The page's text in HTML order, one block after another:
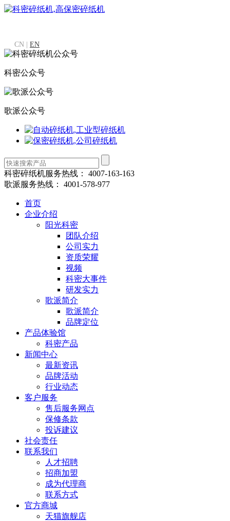
CN | EN
科密公众号
歌派公众号
科密碎纸机服务热线：
4007-163-163
歌派服务热线：
4001-578-977
首页
企业介绍
阳光科密
团队介绍
公司实力
资质荣耀
视频
科密大事件
研发实力
歌派简介
歌派简介
品牌定位
产品体验馆
科密产品
新闻中心
最新资讯
品牌活动
行业动态
客户服务
售后服务网点
保修条款
投诉建议
社会责任
联系我们
人才招聘
招商加盟
成为代理商
联系方式
官方商城
天猫旗舰店